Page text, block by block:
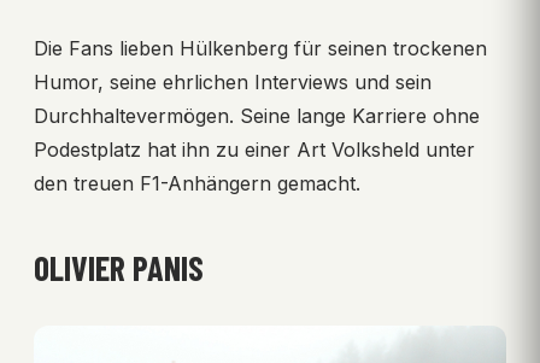
Die Fans lieben Hülkenberg für seinen trockenen
Humor, seine ehrlichen Interviews und sein
Durchhaltevermögen. Seine lange Karriere ohne
Podestplatz hat ihn zu einer Art Volksheld unter
den treuen F1-Anhängern gemacht.
OLIVIER PANIS